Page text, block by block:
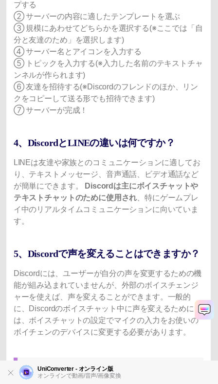
プする
② サーバーの内容に適したテンプレートを選ぶ
③ 規模にあわせてどちらかを選択する(※ここでは「自
分と友達のため」を選択します)
④ サーバー名とアイコンを入力する
⑤ トピックを入力する(※入力した名前のテキストチャ
ンネルが作られます)
⑥ 友達を招待する(※Discordのフレンドのほか、リン
クをコピーして送る形でも招待できます)
⑦ サーバーが完成！
4、DiscordとLINEの違いは何ですか？
LINEは友達や家族とのコミュニケーションに適してお
り、テキストメッセージ、音声通話、ビデオ通話など
が簡単にできます。
Discordは主にボイスチャットや
テキストチャットのために使用され 、特にゲームプレ
イ中のリアルタイムコミュニケーションに向いていま
す。
5、Discordで声を変えることはできますか？
Discordには、ユーザーが自分の声を変更するための機
能が組み込まれていませんが、外部のボイスチェンジ
ャーを使えば、声を変えることができます。一般的
に、Discordのボイスチャット中に声を変えるために
は、ボイスチャットの設定でマイクの入力をお使いの
ボイチェンのデバイスに変更する必要があります。
まとめ：ボイスチェンジャ
UniConverter - オンライン版
オンラインで動画/音声/画像変換